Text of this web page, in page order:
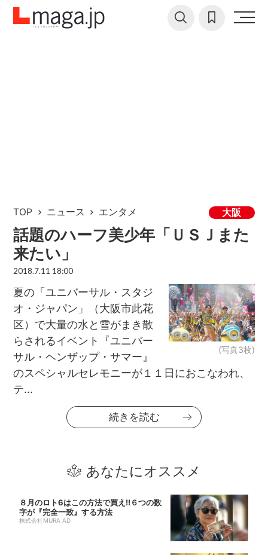
TOP ニュース エンタメ 大阪
話題のハーフ美少年「ＵＳＪまた
来たい」
2018.7.11 18:00
(写真3枚)
夏の「ユニバーサル・スタジ
オ・ジャパン」（大阪市此花
区）で大量の水と雪がまき散
らされるイベント『ユニバー
サル・ヘンザップ・サマー』
のスペシャルセレモニーが１１日におこなわれ、
テ...
続きを読む
あなたにオススメ
８月のロト6はこの方法で買え!!６つの数
字が『完全一致』する方法
株式会社MURA AD